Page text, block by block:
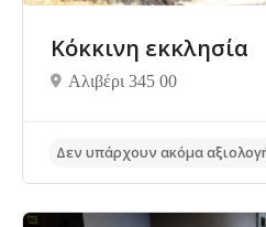
Κόκκινη εκκλησία
Αλιβέρι 345 00